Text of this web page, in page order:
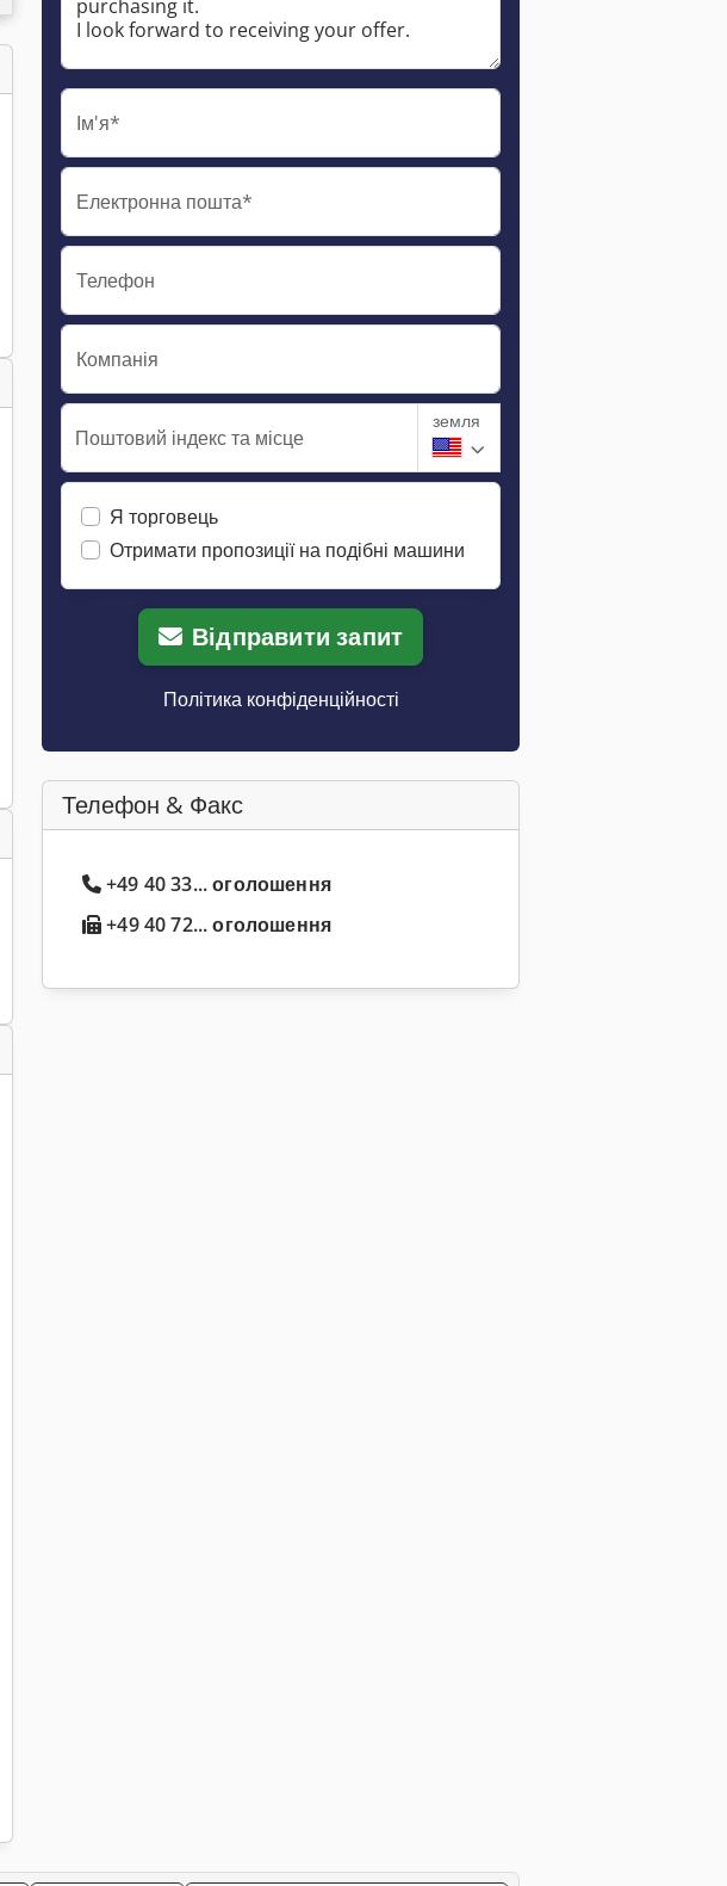
Ім'я*
Електронна пошта*
Телефон
Компанія
Поштовий індекс та місце
земля
Я торговець
Отримати пропозиції на подібні машини
Відправити запит
Політика конфіденційності
Телефон & Факс
+49 40 33... оголошення
+49 40 72... оголошення